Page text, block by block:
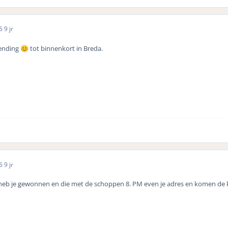
9 jr
😊tot binnenkort in Breda.
9 jr
je gewonnen en die met de schoppen 8. PM even je adres en komen